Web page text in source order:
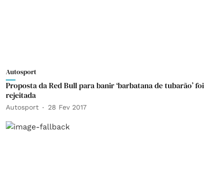
Autosport
Proposta da Red Bull para banir ‘barbatana de tubarão’ foi
rejeitada
Autosport 28 Fev 2017